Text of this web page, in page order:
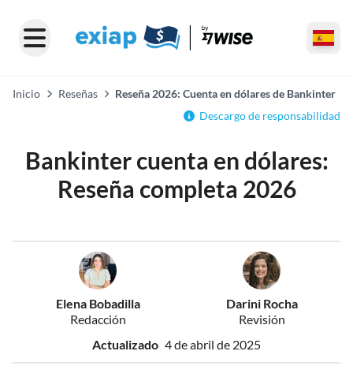
Inicio Reseñas
Reseña 2026: Cuenta en dólares de Bankinter
Descargo de responsabilidad
Bankinter cuenta en dólares:
Reseña completa 2026
Elena Bobadilla
Redacción
Darini Rocha
Revisión
Actualizado 4 de abril de 2025